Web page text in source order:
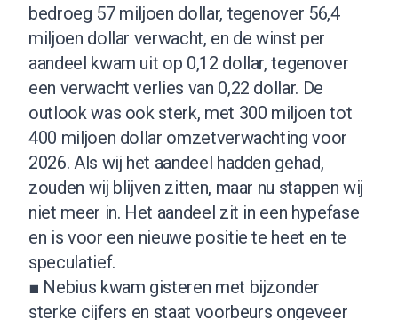
bedroeg 57 miljoen dollar, tegenover 56,4
miljoen dollar verwacht, en de winst per
aandeel kwam uit op 0,12 dollar, tegenover
een verwacht verlies van 0,22 dollar. De
outlook was ook sterk, met 300 miljoen tot
400 miljoen dollar omzetverwachting voor
2026. Als wij het aandeel hadden gehad,
zouden wij blijven zitten, maar nu stappen wij
niet meer in. Het aandeel zit in een hypefase
en is voor een nieuwe positie te heet en te
speculatief.
■ Nebius kwam gisteren met bijzonder
sterke cijfers en staat voorbeurs ongeveer